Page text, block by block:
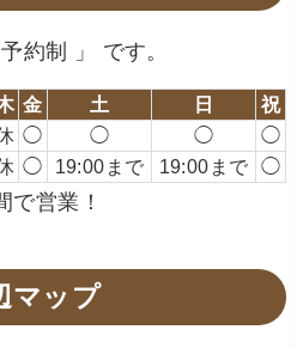
約制 」 です。
金 土 日
祝
◯ ◯ ◯
◯
◯ 19:00まで 19:00まで ◯
で営業！
マップ